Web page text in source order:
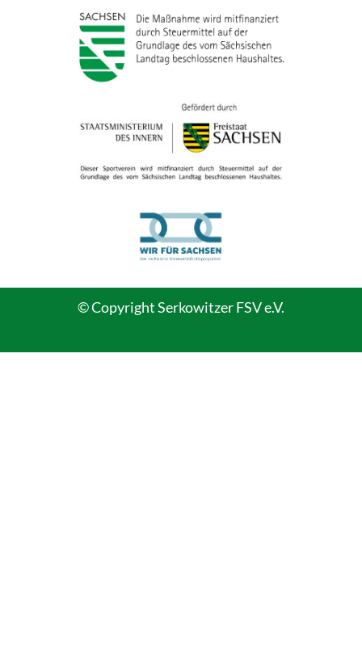
© Copyright Serkowitzer FSV e.V.